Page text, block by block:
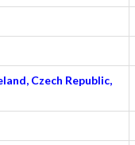
Czech Republic,